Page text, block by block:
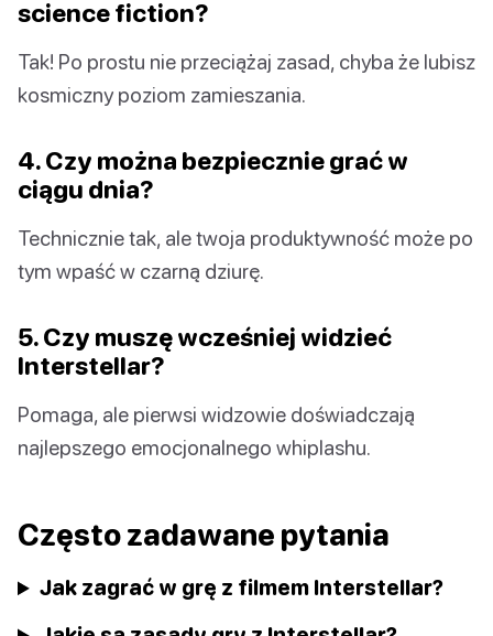
science fiction?
Tak! Po prostu nie przeciążaj zasad, chyba że lubisz
kosmiczny poziom zamieszania.
4. Czy można bezpiecznie grać w
ciągu dnia?
Technicznie tak, ale twoja produktywność może po
tym wpaść w czarną dziurę.
5. Czy muszę wcześniej widzieć
Interstellar?
Pomaga, ale pierwsi widzowie doświadczają
najlepszego emocjonalnego whiplashu.
Często zadawane pytania
Jak zagrać w grę z filmem Interstellar?